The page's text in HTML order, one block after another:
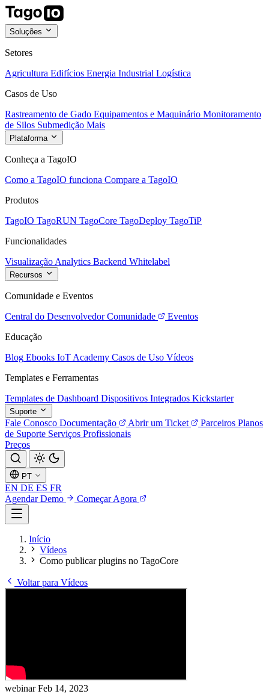
Soluções
Setores
Agricultura Edifícios Energia Industrial Logística
Casos de Uso
Rastreamento de Gado Equipamentos e Maquinário Monitoramento
de Silos Submedição Mais
Plataforma
Conheça a TagoIO
Como a TagoIO funciona Compare a TagoIO
Produtos
TagoIO TagoRUN TagoCore TagoDeploy TagoTiP
Funcionalidades
Visualização Analytics Backend Whitelabel
Recursos
Comunidade e Eventos
Central do Desenvolvedor Comunidade
Eventos
Educação
Blog Ebooks IoT Academy Casos de Uso Vídeos
Templates e Ferramentas
Templates de Dashboard Dispositivos Integrados Kickstarter
Suporte
Fale Conosco Documentação Abrir um Ticket Parceiros Planos
de Suporte Serviços Profissionais
Preços
PT
EN DE ES FR
Agendar Demo
Começar Agora
Início
Vídeos
Como publicar plugins no TagoCore
Voltar para Vídeos
webinarFeb 14, 2023